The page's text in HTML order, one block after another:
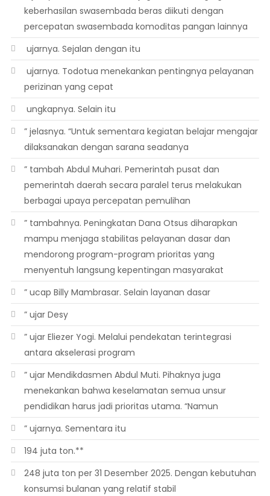
keberhasilan swasembada beras diikuti dengan
percepatan swasembada komoditas pangan lainnya
 ujarnya. Sejalan dengan itu
 ujarnya. Todotua menekankan pentingnya pelayanan
perizinan yang cepat
 ungkapnya. Selain itu
” jelasnya. “Untuk sementara kegiatan belajar mengajar
dilaksanakan dengan sarana seadanya
” tambah Abdul Muhari. Pemerintah pusat dan
pemerintah daerah secara paralel terus melakukan
berbagai upaya percepatan pemulihan
” tambahnya. Peningkatan Dana Otsus diharapkan
mampu menjaga stabilitas pelayanan dasar dan
mendorong program-program prioritas yang
menyentuh langsung kepentingan masyarakat
” ucap Billy Mambrasar. Selain layanan dasar
” ujar Desy
” ujar Eliezer Yogi. Melalui pendekatan terintegrasi
antara akselerasi program
” ujar Mendikdasmen Abdul Muti. Pihaknya juga
menekankan bahwa keselamatan semua unsur
pendidikan harus jadi prioritas utama. “Namun
” ujarnya. Sementara itu
194 juta ton.**
248 juta ton per 31 Desember 2025. Dengan kebutuhan
konsumsi bulanan yang relatif stabil